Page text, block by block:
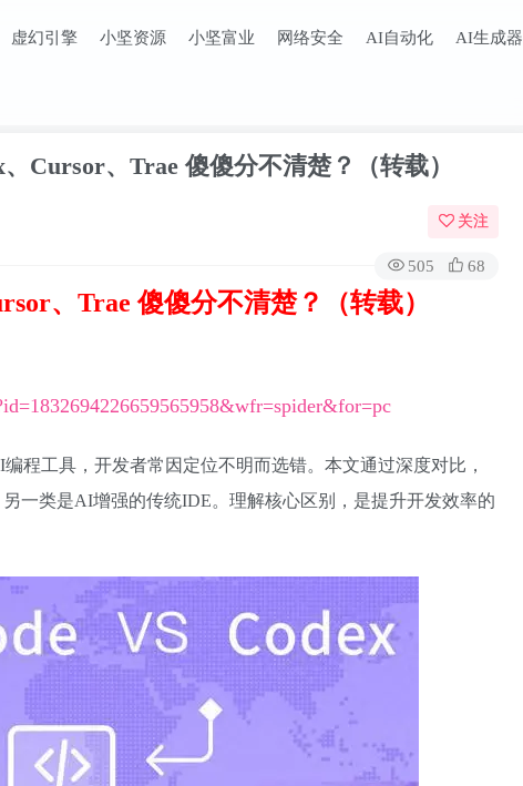
虚幻引擎 小坚资源 小坚富业 网络安全 AI自动化 AI生成器
Cursor、Trae 傻傻分不清楚？（转载）
关注
505 68
、Trae 傻傻分不清楚？（转载）
编程工具，开发者常因定位不明而选错。本文通过深度对比，
一类是AI增强的传统IDE。理解核心区别，是提升开发效率的